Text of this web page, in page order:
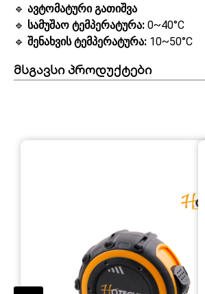
🔹 ავტომატური გათიშვა
🔹 სამუშაო ტემპერატურა: 0~40°C
🔹 შენახვის ტემპერატურა: 10~50°C
მსგავსი პროდუქტები